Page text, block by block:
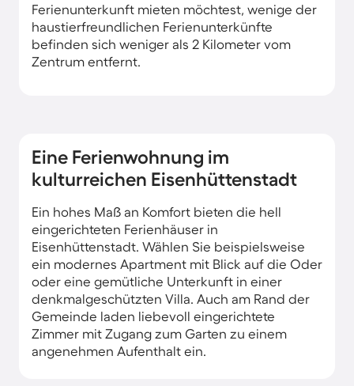
Ferienunterkunft mieten möchtest, wenige der
haustierfreundlichen Ferienunterkünfte
befinden sich weniger als 2 Kilometer vom
Zentrum entfernt.
Eine Ferienwohnung im
kulturreichen Eisenhüttenstadt
Ein hohes Maß an Komfort bieten die hell
eingerichteten Ferienhäuser in
Eisenhüttenstadt. Wählen Sie beispielsweise
ein modernes Apartment mit Blick auf die Oder
oder eine gemütliche Unterkunft in einer
denkmalgeschützten Villa. Auch am Rand der
Gemeinde laden liebevoll eingerichtete
Zimmer mit Zugang zum Garten zu einem
angenehmen Aufenthalt ein.